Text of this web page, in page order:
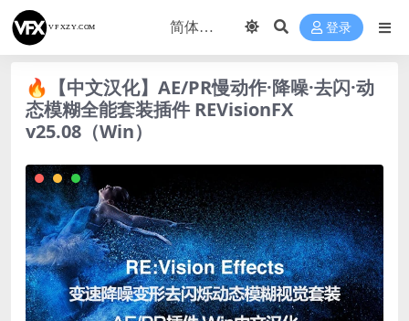
登录
🔥【中文汉化】AE/PR慢动作·降噪·去闪·动
态模糊全能套装插件 REVisionFX
v25.08（Win）